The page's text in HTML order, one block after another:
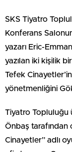
SKS Tiyatro
Konferans
yazarı Eric-
yazılan iki kişilik
Tefek
yönetmenliğini
Tiyatro Topluluğu
Önbaş tarafından
Cinayetler” adlı